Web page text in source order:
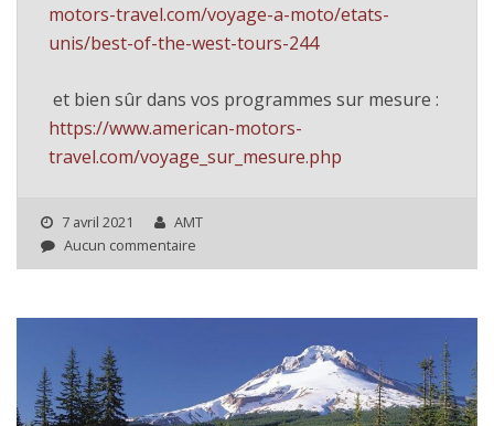
motors-travel.com/voyage-a-moto/etats-
unis/best-of-the-west-tours-244
et bien sûr dans vos programmes sur mesure :
https://www.american-motors-
travel.com/voyage_sur_mesure.php
7 avril 2021
AMT
Aucun commentaire